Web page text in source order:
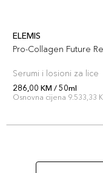
ELEMIS
Pro-Collagen Future
Serumi i losioni za lice
286,00 KM / 50ml
Osnovna cijena 9.533,33